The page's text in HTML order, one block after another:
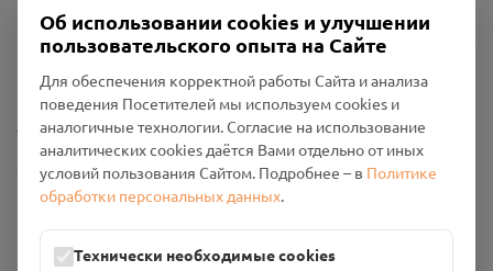
Пользовательское соглашение
Политика конфиденциальности
Промо-материалы
Настройки cookies
Общество с ограниченной ответственностью «Смоленский
Проект Помним»
Юридический адрес: 216790, Смоленская область, р-н
Руднянский, г. Рудня, улица Западная, д. 26А, пом. 18
Об использовании cookies и улучшении
пользовательского опыта на Сайте
Для обеспечения корректной работы Сайта и анализа
поведения Посетителей мы используем cookies и
аналогичные технологии. Согласие на использование
аналитических cookies даётся Вами отдельно от иных
условий пользования Сайтом. Подробнее – в Политике
обработки персональных данных.
Технически необходимые cookies